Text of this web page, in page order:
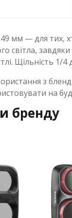
мм — для тих,
світла,
Щільність 1/
з
на
бренду